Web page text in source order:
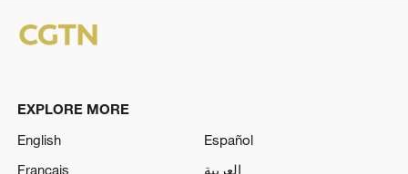
EXPLORE MORE
English
Español
Français
العربية